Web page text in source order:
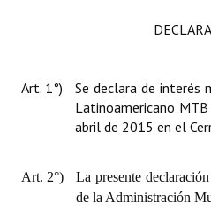
Art. 1°)
Se declara de interés
Latinoamericano
abril de 2015 en el
Art. 2°)
La presente
de la Administración